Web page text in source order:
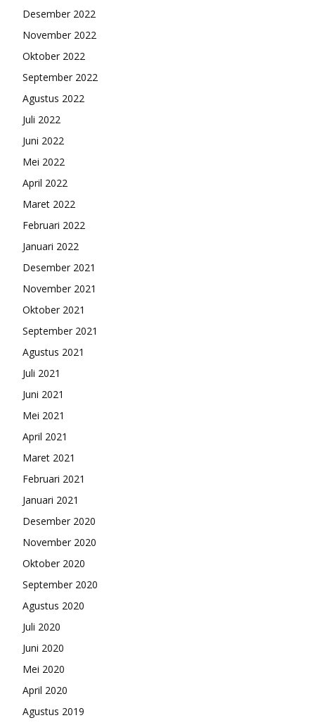
Desember 2022
November 2022
Oktober 2022
September 2022
Agustus 2022
Juli 2022
Juni 2022
Mei 2022
April 2022
Maret 2022
Februari 2022
Januari 2022
Desember 2021
November 2021
Oktober 2021
September 2021
Agustus 2021
Juli 2021
Juni 2021
Mei 2021
April 2021
Maret 2021
Februari 2021
Januari 2021
Desember 2020
November 2020
Oktober 2020
September 2020
Agustus 2020
Juli 2020
Juni 2020
Mei 2020
April 2020
Agustus 2019